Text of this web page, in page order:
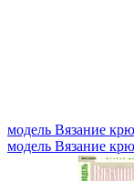
модель Вязание
модель Вязание